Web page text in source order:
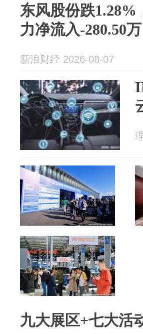
东风股份跌1.28%
力净流入-280.50万
新浪财经 2026-08-07
九大展区+七大活